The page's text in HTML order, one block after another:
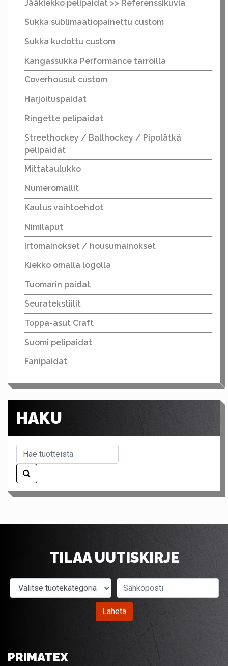
Jääkiekko pelipaidat >> Referenssikuvia
Sukka sublimaatiopainettu custom
Sukka kudottu custom
Kangassukka Performance tarroilla
Coverhousut custom
Harjoituspaidat
Ringette pelipaidat
Streethockey / Ballhockey / Pipolätkä
pelipaidat
Mittataulukko
Numeromallit
Kaulus vaihtoehdot
Nimilaput
Irtomainokset / housumainokset
Kiekko omalla logolla
Tuomarin paidat
Seuratekstiilit
Toppa-asut Craft
Suomi pelipaidat
Fanipaidat
HAKU
TILAA UUTISKIRJE
Valitse tuotekategoria
Lähetä
PRIMATEX